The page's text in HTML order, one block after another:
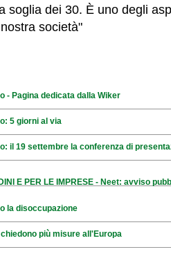
soglia dei 30. È uno degli
società"
- Pagina dedicata dalla Wiker
5 giorni al via
il 19 settembre la conferenza di
E PER LE IMPRESE - Neet: avviso
la disoccupazione
chiedono più misure all'Europa